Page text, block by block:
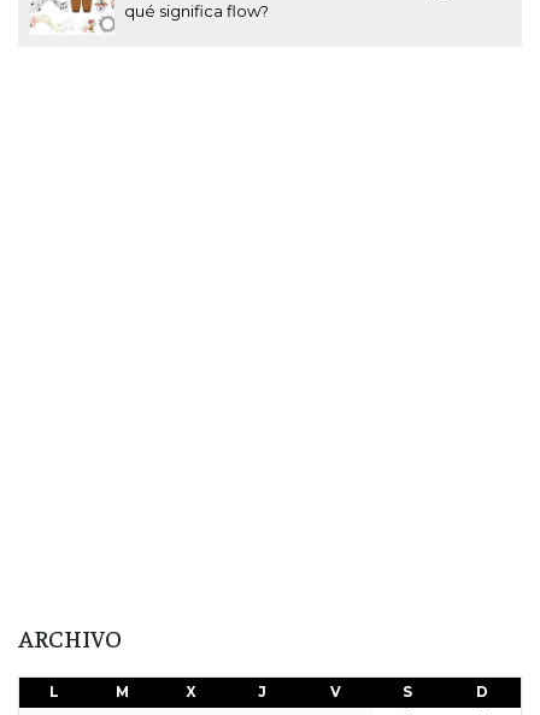
qué significa flow?
ARCHIVO
L M X J V S D